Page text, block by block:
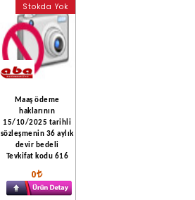
Stokda Yok
Maaş ödeme
haklarının
15/10/2025 tarihli
sözleşmenin 36 aylık
devir bedeli
Tevkifat kodu 616
0